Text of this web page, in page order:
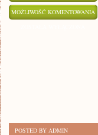
MOŻLIWOŚĆ KOMENTOWANIA
POSTED BY ADMIN